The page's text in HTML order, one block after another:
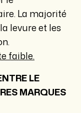
La majorité
levure et les
faible.
LE
MARQUES